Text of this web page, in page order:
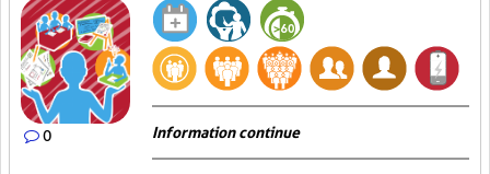
0 Information continue